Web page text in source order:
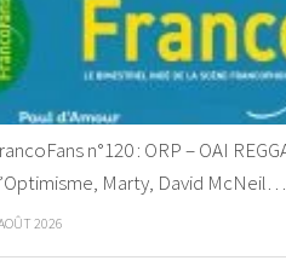
n°120 : ORP – OAI
Marty, David McNeil…
2026